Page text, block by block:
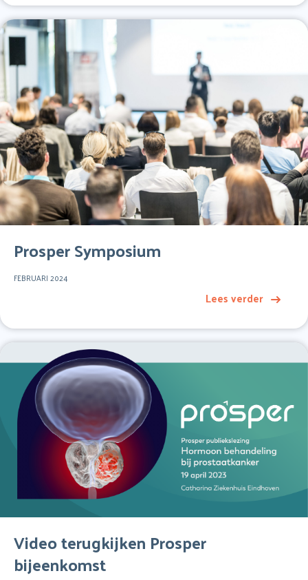
Prosper Symposium
FEBRUARI 2024
Lees verder
Video terugkijken Prosper
bijeenkomst